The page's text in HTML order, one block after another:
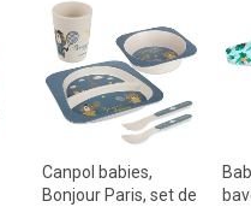
Canpol babies,
Bonjour Paris, set de